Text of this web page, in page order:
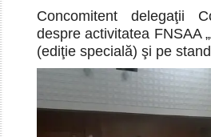
Concomitent delegaţii
despre activitatea FNSAA
(ediţie specială) şi pe